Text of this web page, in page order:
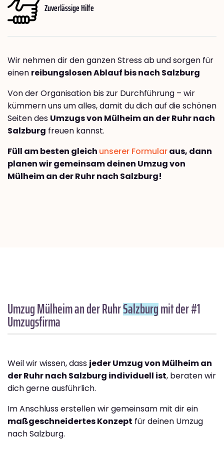
Zuverlässige Hilfe
Wir nehmen dir den ganzen Stress ab und sorgen für
einen reibungslosen Ablauf bis nach Salzburg
Von der Organisation bis zur Durchführung – wir
kümmern uns um alles, damit du dich auf die schönen
Seiten des Umzugs von Mülheim an der Ruhr nach
Salzburg freuen kannst.
Füll am besten gleich unserer Formularaus, dann
planen wir gemeinsam deinen Umzug von
Mülheim an der Ruhr nach Salzburg!
Umzug Mülheim an der RuhrSalzburgmit der #1
Umzugsfirma
Weil wir wissen, dass jeder Umzug von Mülheim an
der Ruhr nach Salzburg individuell ist, beraten wir
dich gerne ausführlich.
Im Anschluss erstellen wir gemeinsam mit dir ein
maßgeschneidertes Konzept für deinen Umzug
nach Salzburg.